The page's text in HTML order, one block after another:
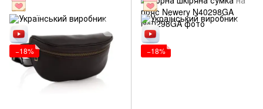
−18% −18%